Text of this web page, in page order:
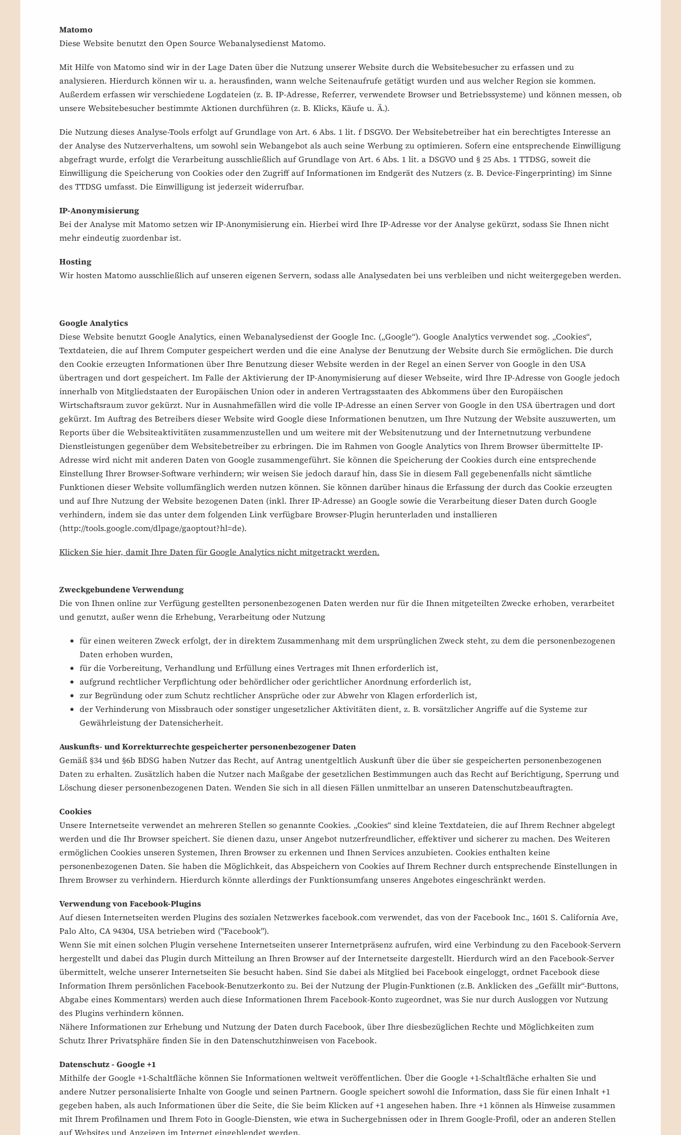
Matomo
Diese Website benutzt den Open Source Webanalysedienst Matomo.
Mit Hilfe von Matomo sind wir in der Lage Daten über die Nutzung unserer Website durch die Websitebesucher zu erfassen und zu
analysieren. Hierdurch können wir u. a. herausfinden, wann welche Seitenaufrufe getätigt wurden und aus welcher Region sie kommen.
Außerdem erfassen wir verschiedene Logdateien (z. B. IP-Adresse, Referrer, verwendete Browser und Betriebssysteme) und können messen, ob
unsere Websitebesucher bestimmte Aktionen durchführen (z. B. Klicks, Käufe u. Ä.).
Die Nutzung dieses Analyse-Tools erfolgt auf Grundlage von Art. 6 Abs. 1 lit. f DSGVO. Der Websitebetreiber hat ein berechtigtes Interesse an
der Analyse des Nutzerverhaltens, um sowohl sein Webangebot als auch seine Werbung zu optimieren. Sofern eine entsprechende Einwilligung
abgefragt wurde, erfolgt die Verarbeitung ausschließlich auf Grundlage von Art. 6 Abs. 1 lit. a DSGVO und § 25 Abs. 1 TTDSG, soweit die
Einwilligung die Speicherung von Cookies oder den Zugriff auf Informationen im Endgerät des Nutzers (z. B. Device-Fingerprinting) im Sinne
des TTDSG umfasst. Die Einwilligung ist jederzeit widerrufbar.
IP-Anonymisierung
Bei der Analyse mit Matomo setzen wir IP-Anonymisierung ein. Hierbei wird Ihre IP-Adresse vor der Analyse gekürzt, sodass Sie Ihnen nicht
mehr eindeutig zuordenbar ist.
Hosting
Wir hosten Matomo ausschließlich auf unseren eigenen Servern, sodass alle Analysedaten bei uns verbleiben und nicht weitergegeben werden.
Google Analytics
Diese Website benutzt Google Analytics, einen Webanalysedienst der Google Inc. („Google“). Google Analytics verwendet sog. „Cookies“,
Textdateien, die auf Ihrem Computer gespeichert werden und die eine Analyse der Benutzung der Website durch Sie ermöglichen. Die durch
den Cookie erzeugten Informationen über Ihre Benutzung dieser Website werden in der Regel an einen Server von Google in den USA
übertragen und dort gespeichert. Im Falle der Aktivierung der IP-Anonymisierung auf dieser Webseite, wird Ihre IP-Adresse von Google jedoch
innerhalb von Mitgliedstaaten der Europäischen Union oder in anderen Vertragsstaaten des Abkommens über den Europäischen
Wirtschaftsraum zuvor gekürzt. Nur in Ausnahmefällen wird die volle IP-Adresse an einen Server von Google in den USA übertragen und dort
gekürzt. Im Auftrag des Betreibers dieser Website wird Google diese Informationen benutzen, um Ihre Nutzung der Website auszuwerten, um
Reports über die Websiteaktivitäten zusammenzustellen und um weitere mit der Websitenutzung und der Internetnutzung verbundene
Dienstleistungen gegenüber dem Websitebetreiber zu erbringen. Die im Rahmen von Google Analytics von Ihrem Browser übermittelte IP-
Adresse wird nicht mit anderen Daten von Google zusammengeführt. Sie können die Speicherung der Cookies durch eine entsprechende
Einstellung Ihrer Browser-Software verhindern; wir weisen Sie jedoch darauf hin, dass Sie in diesem Fall gegebenenfalls nicht sämtliche
Funktionen dieser Website vollumfänglich werden nutzen können. Sie können darüber hinaus die Erfassung der durch das Cookie erzeugten
und auf Ihre Nutzung der Website bezogenen Daten (inkl. Ihrer IP-Adresse) an Google sowie die Verarbeitung dieser Daten durch Google
verhindern, indem sie das unter dem folgenden Link verfügbare Browser-Plugin herunterladen und installieren
(http://tools.google.com/dlpage/gaoptout?hl=de).
Klicken Sie hier, damit Ihre Daten für Google Analytics nicht mitgetrackt werden.
Zweckgebundene Verwendung
Die von Ihnen online zur Verfügung gestellten personenbezogenen Daten werden nur für die Ihnen mitgeteilten Zwecke erhoben, verarbeitet
und genutzt, außer wenn die Erhebung, Verarbeitung oder Nutzung
für einen weiteren Zweck erfolgt, der in direktem Zusammenhang mit dem ursprünglichen Zweck steht, zu dem die personenbezogenen
Daten erhoben wurden,
für die Vorbereitung, Verhandlung und Erfüllung eines Vertrages mit Ihnen erforderlich ist,
aufgrund rechtlicher Verpflichtung oder behördlicher oder gerichtlicher Anordnung erforderlich ist,
zur Begründung oder zum Schutz rechtlicher Ansprüche oder zur Abwehr von Klagen erforderlich ist,
der Verhinderung von Missbrauch oder sonstiger ungesetzlicher Aktivitäten dient, z. B. vorsätzlicher Angriffe auf die Systeme zur
Gewährleistung der Datensicherheit.
Auskunfts- und Korrekturrechte gespeicherter personenbezogener Daten
Gemäß §34 und §6b BDSG haben Nutzer das Recht, auf Antrag unentgeltlich Auskunft über die über sie gespeicherten personenbezogenen
Daten zu erhalten. Zusätzlich haben die Nutzer nach Maßgabe der gesetzlichen Bestimmungen auch das Recht auf Berichtigung, Sperrung und
Löschung dieser personenbezogenen Daten. Wenden Sie sich in all diesen Fällen unmittelbar an unseren Datenschutzbeauftragten.
Cookies
Unsere Internetseite verwendet an mehreren Stellen so genannte Cookies. „Cookies“ sind kleine Textdateien, die auf Ihrem Rechner abgelegt
werden und die Ihr Browser speichert. Sie dienen dazu, unser Angebot nutzerfreundlicher, effektiver und sicherer zu machen. Des Weiteren
ermöglichen Cookies unseren Systemen, Ihren Browser zu erkennen und Ihnen Services anzubieten. Cookies enthalten keine
personenbezogenen Daten. Sie haben die Möglichkeit, das Abspeichern von Cookies auf Ihrem Rechner durch entsprechende Einstellungen in
Ihrem Browser zu verhindern. Hierdurch könnte allerdings der Funktionsumfang unseres Angebotes eingeschränkt werden.
Verwendung von Facebook-Plugins
Auf diesen Internetseiten werden Plugins des sozialen Netzwerkes facebook.com verwendet, das von der Facebook Inc., 1601 S. California Ave,
Palo Alto, CA 94304, USA betrieben wird ("Facebook").
Wenn Sie mit einen solchen Plugin versehene Internetseiten unserer Internetpräsenz aufrufen, wird eine Verbindung zu den Facebook-Servern
hergestellt und dabei das Plugin durch Mitteilung an Ihren Browser auf der Internetseite dargestellt. Hierdurch wird an den Facebook-Server
übermittelt, welche unserer Internetseiten Sie besucht haben. Sind Sie dabei als Mitglied bei Facebook eingeloggt, ordnet Facebook diese
Information Ihrem persönlichen Facebook-Benutzerkonto zu. Bei der Nutzung der Plugin-Funktionen (z.B. Anklicken des „Gefällt mir“-Buttons,
Abgabe eines Kommentars) werden auch diese Informationen Ihrem Facebook-Konto zugeordnet, was Sie nur durch Ausloggen vor Nutzung
des Plugins verhindern können.
Nähere Informationen zur Erhebung und Nutzung der Daten durch Facebook, über Ihre diesbezüglichen Rechte und Möglichkeiten zum
Schutz Ihrer Privatsphäre finden Sie in den Datenschutzhinweisen von Facebook.
Datenschutz - Google +1
Mithilfe der Google +1-Schaltfläche können Sie Informationen weltweit veröffentlichen. Über die Google +1-Schaltfläche erhalten Sie und
andere Nutzer personalisierte Inhalte von Google und seinen Partnern. Google speichert sowohl die Information, dass Sie für einen Inhalt +1
gegeben haben, als auch Informationen über die Seite, die Sie beim Klicken auf +1 angesehen haben. Ihre +1 können als Hinweise zusammen
mit Ihrem Profilnamen und Ihrem Foto in Google-Diensten, wie etwa in Suchergebnissen oder in Ihrem Google-Profil, oder an anderen Stellen
auf Websites und Anzeigen im Internet eingeblendet werden.